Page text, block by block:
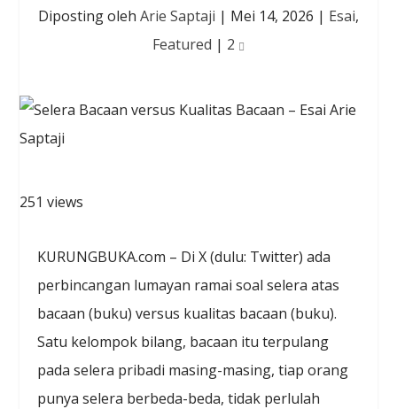
Diposting oleh Arie Saptaji | Mei 14, 2026 | Esai,
Featured | 2
251 views
KURUNGBUKA.com – Di X (dulu: Twitter) ada
perbincangan lumayan ramai soal selera atas
bacaan (buku) versus kualitas bacaan (buku).
Satu kelompok bilang, bacaan itu terpulang
pada selera pribadi masing-masing, tiap orang
punya selera berbeda-beda, tidak perlulah